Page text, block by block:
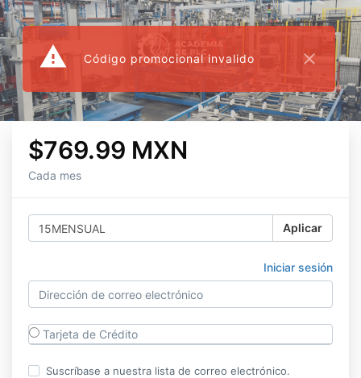
$769.99 MXN
Cada mes
warning Código promocional invalido close
Aplicar
Iniciar sesión
Tarjeta de Crédito
Suscríbase a nuestra lista de correo electrónico.